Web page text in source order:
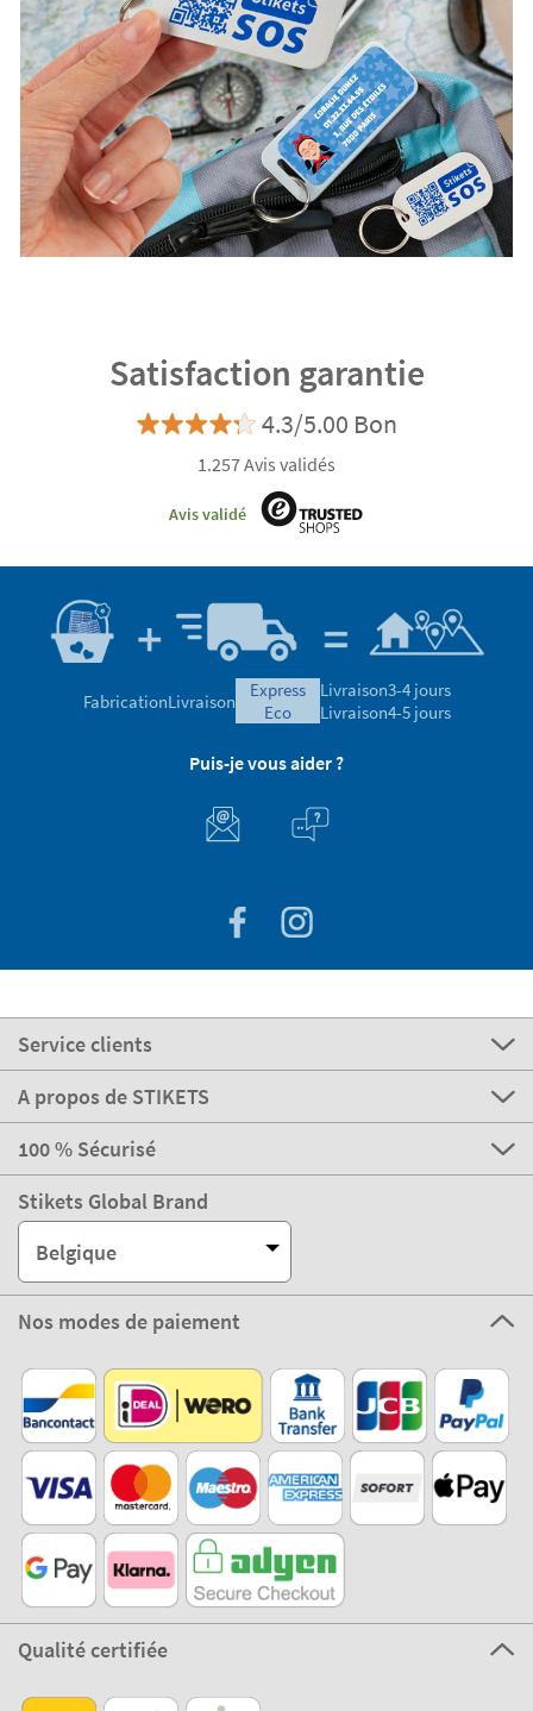
Satisfaction garantie
4.3/5.00 Bon
1.257 Avis validés
Avis validé
FabricationLivraison
express
eco
Livraison3-4 jours
Livraison4-5 jours
Puis-je vous aider ?
Service clients
A propos de STIKETS
100 % Sécurisé
Stikets Global Brand
Belgique
Nos modes de paiement
Qualité certifiée